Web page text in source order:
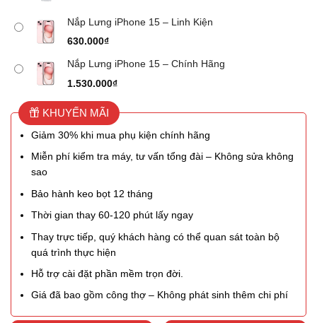
Nắp Lưng iPhone 15 – Linh Kiện
630.000₫
Nắp Lưng iPhone 15 – Chính Hãng
1.530.000₫
KHUYẾN MÃI
Giảm 30% khi mua phụ kiện chính hãng
Miễn phí kiểm tra máy, tư vấn tổng đài – Không sửa không
sao
Bảo hành keo bọt 12 tháng
Thời gian thay 60-120 phút lấy ngay
Thay trực tiếp, quý khách hàng có thể quan sát toàn bộ
quá trình thực hiện
Hỗ trợ cài đặt phần mềm trọn đời.
Giá đã bao gồm công thợ – Không phát sinh thêm chi phí